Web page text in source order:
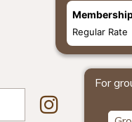
Regular Rate